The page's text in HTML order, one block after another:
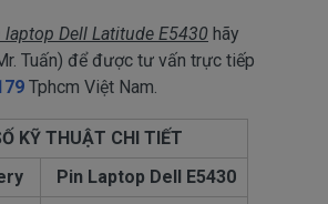
laptop Dell Latitude E5430 hãy
Tuấn) để được tư vấn trực tiếp
Tphcm Việt Nam.
KỸ THUẬT CHI TIẾT
Pin Laptop Dell E5430